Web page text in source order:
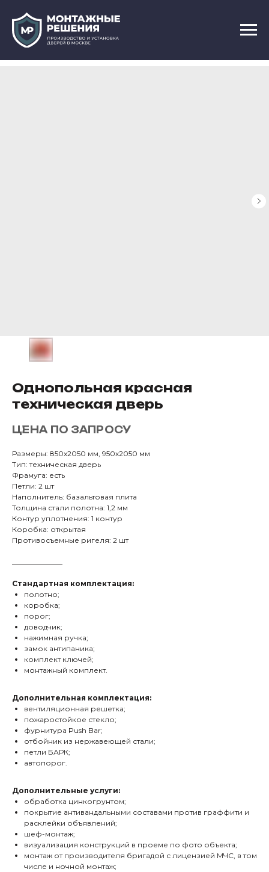
Однопольная красная
техническая дверь
ЦЕНА ПО ЗАПРОСУ
Размеры: 850х2050 мм, 950х2050 мм
Тип: техническая дверь
Фрамуга: есть
Петли: 2 шт
Наполнитель: базальтовая плита
Толщина стали полотна: 1,2 мм
Контур уплотнения: 1 контур
Коробка: открытая
Противосъемные ригеля: 2 шт
Стандартная комплектация:
полотно;
коробка;
порог;
доводчик;
нажимная ручка;
замок антипаника;
комплект ключей;
монтажный комплект.
Дополнительная комплектация:
вентиляционная решетка;
пожаростойкое стекло;
фурнитура Push Bar;
отбойник из нержавеющей стали;
петли БАРК;
автопорог.
Дополнительные услуги:
обработка цинкогрунтом;
покрытие антивандальными составами против граффити и
расклейки объявлений;
шеф-монтаж;
визуализация конструкций в проеме по фото объекта;
монтаж от производителя бригадой с лицензией МЧС, в том
числе и ночной монтаж;